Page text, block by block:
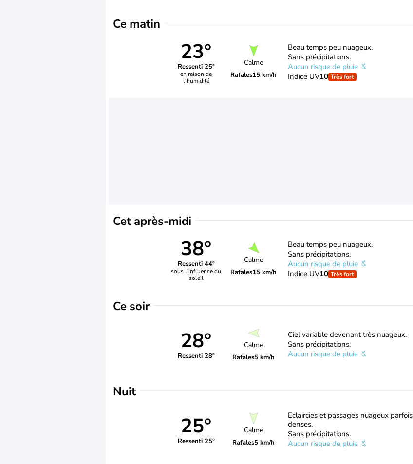
Ce matin
23°
Ressenti 25°
en raison de
l'humidité
Calme
Rafales15 km/h
Beau temps peu nuageux.
Sans précipitations.
Aucun risque de pluie
Indice UV10 Très fort
Cet après-midi
38°
Ressenti 44°
sous l’influence du
soleil
Calme
Rafales15 km/h
Beau temps peu nuageux.
Sans précipitations.
Aucun risque de pluie
Indice UV10 Très fort
Ce soir
28°
Ressenti 28°
Calme
Rafales5 km/h
Ciel variable devenant très nuageux.
Sans précipitations.
Aucun risque de pluie
Nuit
25°
Ressenti 25°
Calme
Rafales5 km/h
Eclaircies et passages nuageux parfois
denses.
Sans précipitations.
Aucun risque de pluie